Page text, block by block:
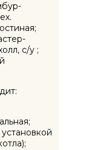
с/у ;